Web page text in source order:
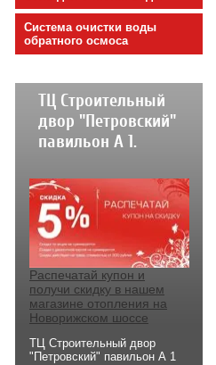
Cистема очистки воды
обратного осмоса
ТЦ Строительный
двор "Петровский"
павильон А 1.
Распечатай купон и
получи скидку в нашем
магазине отопления на
Новорижском шоссе
ТЦ Строительный двор
"Петровский" павильон А 1